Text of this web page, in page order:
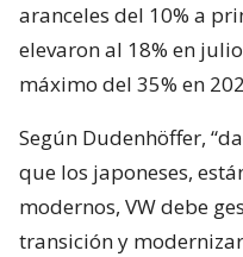
aranceles del 10% a
elevaron al 18% en
máximo del 35% en
Según Dudenhöffer,
que los japoneses,
modernos, VW debe
transición y